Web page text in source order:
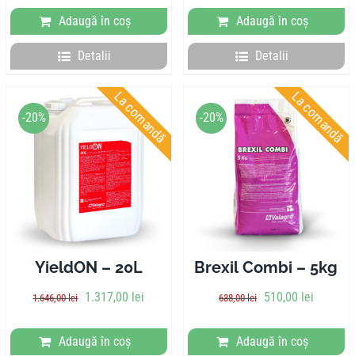
Adaugă în coș
Detalii
Adaugă în coș
Detalii
-20% La comandă
YieldON – 20L
1.646,00lei 1.317,00 lei
Adaugă în coș
-20% La comandă
Brexil Combi – 5kg
638,00lei 510,00 lei
Adaugă în coș